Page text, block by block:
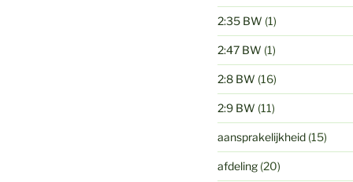
2:35 BW (1)
2:47 BW (1)
2:8 BW (16)
2:9 BW (11)
aansprakelijkheid(15)
afdeling(20)